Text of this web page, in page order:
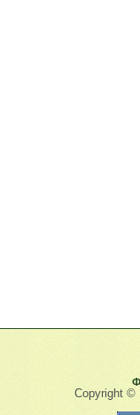
Copyright ©